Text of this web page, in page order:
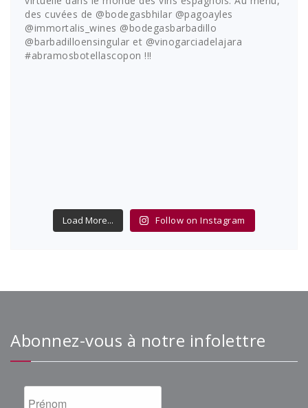
Load More... Follow on Instagram
Abonnez-vous à notre infolettre